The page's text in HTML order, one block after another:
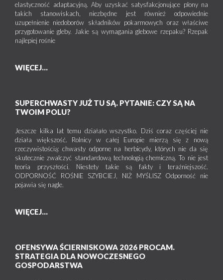
elastyczność adaptacyjną. Aby uzyskać satysfakcjonujące plony na
takich stanowiskach, niezbędne jest również odpowiednie
uzupełnienie niedoborów składników pokarmowych oraz właściwe
przygotowanie gleby. Jakie są wymagania glebowe rzepaku? Rzepak
najlepiej rośnie
WIĘCEJ...
SUPERCHWASTY JUŻ TU SĄ. PYTANIE: CZY SĄ NA
TWOIM POLU?
Jeszcze kilka lat temu działało wszystko. Dziś coraz częściej nie
działa większość. Rolnicy w całej Europie mierzą się z nową
rzeczywistością: chwasty odporne na herbicydy, których nie da się
skutecznie zwalczyć standardową technologią chemiczną. To nie jest
teoria przyszłości. Niestety takie są fakty i teraźniejszość.
ODPORNOŚĆ ROŚNIE SZYBCIEJ, NIŻ MYŚLISZ Odporność nie
pojawia się nagle.
WIĘCEJ...
OFENSYWA ŚCIERNISKOWA 2026 PROCAM.
STRATEGIA DLA NOWOCZESNEGO
GOSPODARSTWA